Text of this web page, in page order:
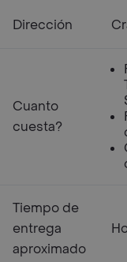
Dirección
Cuanto
cuesta?
Tiempo de
entrega
aproximado